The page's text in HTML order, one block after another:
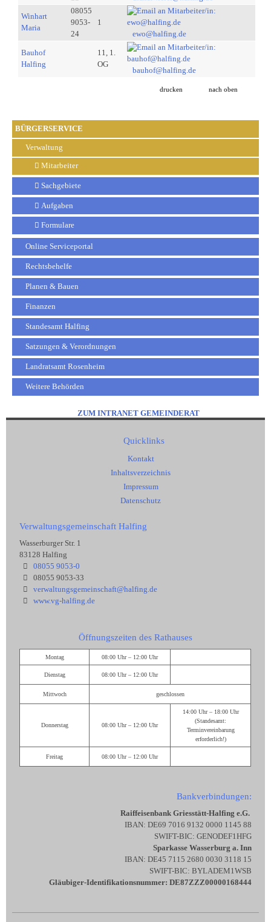
BÜRGERSERVICE
Verwaltung
Mitarbeiter
Sachgebiete
Aufgaben
Formulare
Online Serviceportal
Rechtsbehelfe
Planen & Bauen
Finanzen
Standesamt Halfing
Satzungen & Verordnungen
Landratsamt Rosenheim
Weitere Behörden
Winhart
Maria
08055
9053-
24
1
ewo@halfing.de
Bauhof
Halfing
11, 1.
OG
bauhof@halfing.de
drucken nach oben
ZUM INTRANET GEMEINDERAT
Quicklinks
Kontakt
Inhaltsverzeichnis
Impressum
Datenschutz
Verwaltungsgemeinschaft Halfing
Wasserburger Str. 1
83128 Halfing
08055 9053-0
08055 9053-33
verwaltungsgemeinschaft@halfing.de
www.vg-halfing.de
Öffnungszeiten des Rathauses
Montag 08:00 Uhr – 12:00 Uhr
Dienstag 08:00 Uhr – 12:00 Uhr
Mittwoch geschlossen
Donnerstag 08:00 Uhr – 12:00 Uhr
14:00 Uhr – 18:00 Uhr
(Standesamt:
Terminvereinbarung
erforderlich!)
Freitag 08:00 Uhr – 12:00 Uhr
Bankverbindungen:
Raiffeisenbank Griesstätt-Halfing e.G.
IBAN: DE69 7016 9132 0000 1145 88
SWIFT-BIC: GENODEF1HFG
Sparkasse Wasserburg a. Inn
IBAN: DE45 7115 2680 0030 3118 15
SWIFT-BIC: BYLADEM1WSB
Gläubiger-Identifikationsnummer: DE87ZZZ00000168444